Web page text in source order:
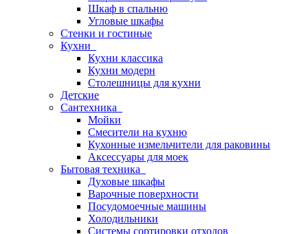
Шкаф в спальню
Угловые шкафы
Стенки и гостиные
Кухни
Кухни классика
Кухни модерн
Столешницы для кухни
Детские
Сантехника
Мойки
Смесители на кухню
Кухонные измельчители для раковины
Аксессуары для моек
Бытовая техника
Духовые шкафы
Варочные поверхности
Посудомоечные машины
Холодильники
Системы сортировки отходов